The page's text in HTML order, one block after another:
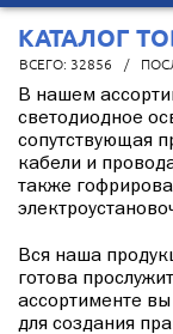
КАТАЛОГ
ВСЕГО: 32856 /
В нашем
светодиодное
сопутствующая
кабели и
также
Вся наша
готова
ассортименте
для создания